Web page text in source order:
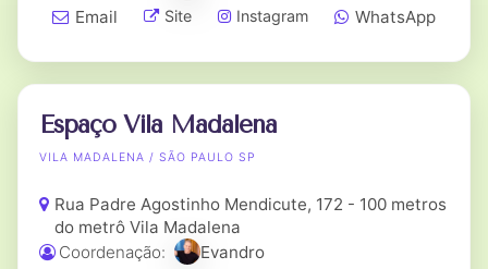
Email
Site Instagram WhatsApp
Espaço Vila Madalena
VILA MADALENA / SÃO PAULO SP
Rua Padre Agostinho Mendicute, 172 - 100 metros
do metrô Vila Madalena
Coordenação:
Evandro